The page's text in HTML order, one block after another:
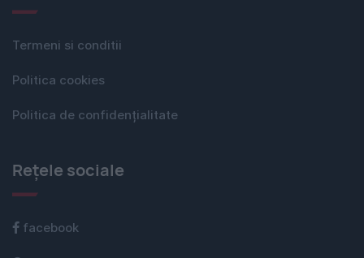
Termeni si conditii
Politica cookies
Politica de confidențialitate
Rețele sociale
facebook